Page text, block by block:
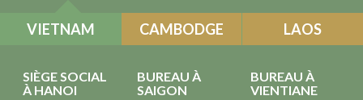
VIETNAM CAMBODGE LAOS
SIÈGE SOCIAL
À HANOI
BUREAU À
SAIGON
BUREAU À
VIENTIANE